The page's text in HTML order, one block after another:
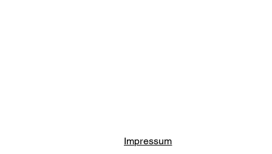
Impressum